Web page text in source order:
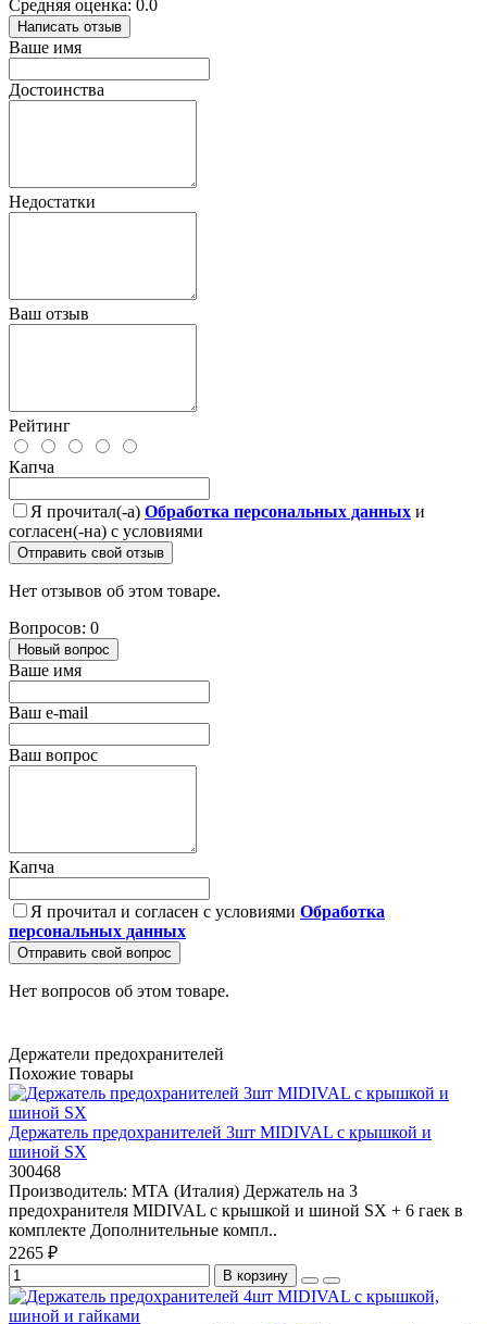
Средняя оценка: 0.0
Написать отзыв
Ваше имя
Достоинства
Недостатки
Ваш отзыв
Рейтинг
Капча
Я прочитал(-а) Обработка персональных данных и
согласен(-на) с условиями
Отправить свой отзыв
Нет отзывов об этом товаре.
Вопросов: 0
Новый вопрос
Ваше имя
Ваш e-mail
Ваш вопрос
Капча
Я прочитал и согласен с условиями Обработка
персональных данных
Отправить свой вопрос
Нет вопросов об этом товаре.
Держатели предохранителей
Похожие товары
Держатель предохранителей 3шт MIDIVAL с крышкой и
шиной SX
300468
Производитель: МТА (Италия) Держатель на 3
предохранителя MIDIVAL с крышкой и шиной SX + 6 гаек в
комплекте Дополнительные компл..
2265 ₽
В корзину